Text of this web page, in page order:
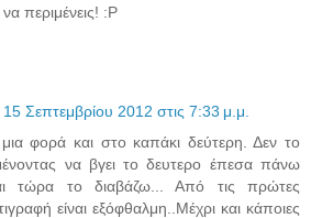
να περιμένεις! :P
15 Σεπτεμβρίου 2012 στις 7:33 μ.μ.
φορά και στο καπάκι δεύτερη. Δεν το
να βγει το δευτερο έπεσα πάνω
τώρα το διαβάζω... Από τις πρώτες
είναι εξόφθαλμη..Μέχρι και κάποιες